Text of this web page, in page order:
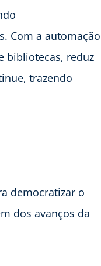
Com a automação
bibliotecas, reduz
trazendo
democratizar o
dos avanços da